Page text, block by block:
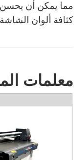
مما يمكن أن
كثافة ألوان
معلمات